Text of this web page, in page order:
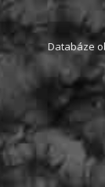
Databáze